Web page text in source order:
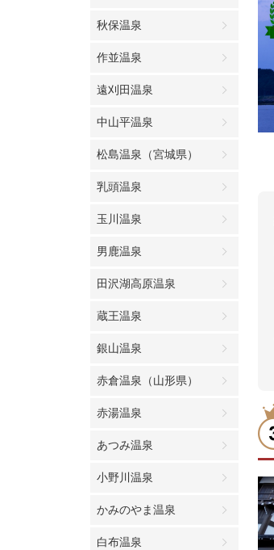
秋保温泉
作並温泉
遠刈田温泉
中山平温泉
松島温泉（宮城県）
乳頭温泉
玉川温泉
男鹿温泉
田沢湖高原温泉
蔵王温泉
銀山温泉
赤倉温泉（山形県）
赤湯温泉
あつみ温泉
小野川温泉
かみのやま温泉
白布温泉